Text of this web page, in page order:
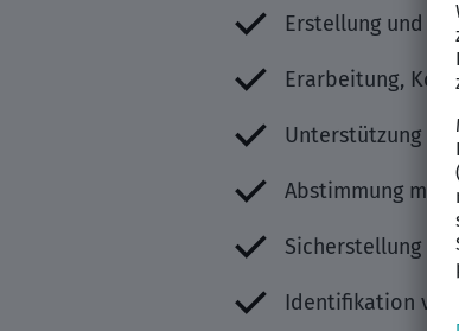
Erstellung und
Erarbeitung,
Unterstützung
Abstimmung mit
Sicherstellung
Identifikation